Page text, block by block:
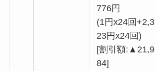
776円
(1円x24回+2,3
23円x24回)
[割引額:▲21,9
84]